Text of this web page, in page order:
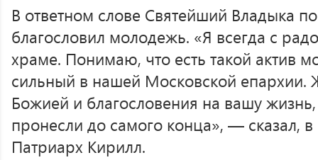
В ответном слове Святейший Владыка
благословил молодежь. «Я всегда с
храме. Понимаю, что есть такой актив
сильный в нашей Московской
Божией и благословения на вашу
пронесли до самого конца», — сказал,
Патриарх Кирилл.